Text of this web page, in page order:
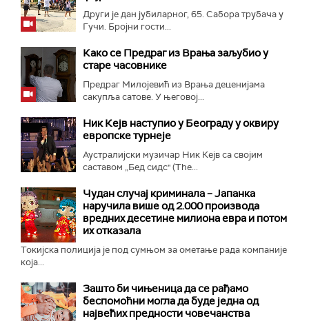
Други је дан јубиларног, 65. Сабора трубача у
Гучи. Бројни гости...
Како се Предраг из Врања заљубио у
старе часовнике
Предраг Милојевић из Врања деценијама
сакупља сатове. У његовој...
Ник Кејв наступио у Београду у оквиру
европске турнеје
Аустралијски музичар Ник Кејв са својим
саставом „Бед сидс" (The...
Чудан случај криминала – Јапанка
наручила више од 2.000 производа
вредних десетине милиона евра и потом
их отказала
Токијска полиција је под сумњом за ометање рада компаније
која...
Зашто би чињеница да се рађамо
беспомоћни могла да буде једна од
највећих предности човечанства